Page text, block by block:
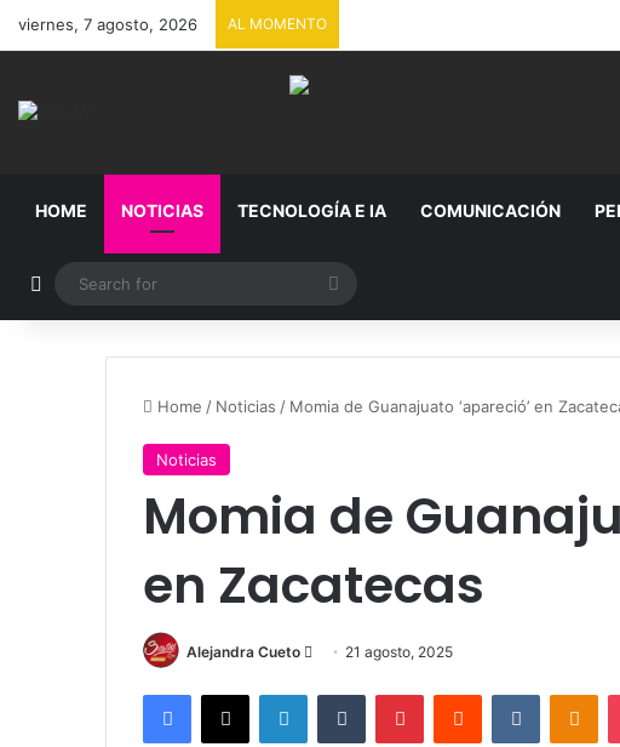
viernes, 7 agosto, 2026 AL MOMENTO
HOME NOTICIAS TECNOLOGÍA E IA COMUNICACIÓN
Random Article
Search
for
Home / Noticias / Momia de Guanajuato ‘apareció’ en
Noticias
Momia de
en Zacatecas
Alejandra Cueto
Send
email
21 agosto, 2025
Facebook
X LinkedInTumblr PinterestReddit VKontakte